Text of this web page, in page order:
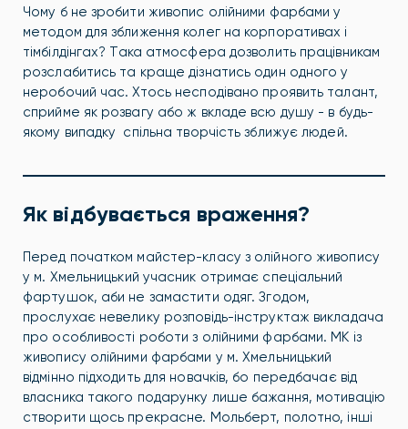
Чому б не зробити живопис олійними фарбами у
методом для зближення колег на корпоративах і
тімбілдінгах? Така атмосфера дозволить працівникам
розслабитись та краще дізнатись один одного у
неробочий час. Хтось несподівано проявить талант,
сприйме як розвагу або ж вкладе всю душу - в будь-
якому випадку спільна творчість зближує людей.
Як відбувається враження?
Перед початком майстер-класу з олійного живопису
у м. Хмельницький учасник отримає спеціальний
фартушок, аби не замастити одяг. Згодом,
прослухає невелику розповідь-інструктаж викладача
про особливості роботи з олійними фарбами. МК із
живопису олійними фарбами у м. Хмельницький
відмінно підходить для новачків, бо передбачає від
власника такого подарунку лише бажання, мотивацію
створити щось прекрасне. Мольберт, полотно, інші